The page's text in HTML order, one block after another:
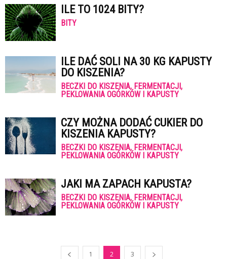
ILE TO 1024 BITY?
BITY
ILE DAĆ SOLI NA 30 KG KAPUSTY
DO KISZENIA?
BECZKI DO KISZENIA, FERMENTACJI,
PEKLOWANIA OGÓRKÓW I KAPUSTY
CZY MOŻNA DODAĆ CUKIER DO
KISZENIA KAPUSTY?
BECZKI DO KISZENIA, FERMENTACJI,
PEKLOWANIA OGÓRKÓW I KAPUSTY
JAKI MA ZAPACH KAPUSTA?
BECZKI DO KISZENIA, FERMENTACJI,
PEKLOWANIA OGÓRKÓW I KAPUSTY
1 2 3